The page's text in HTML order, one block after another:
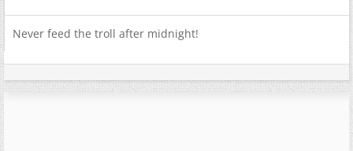
Never feed the troll after midnight!